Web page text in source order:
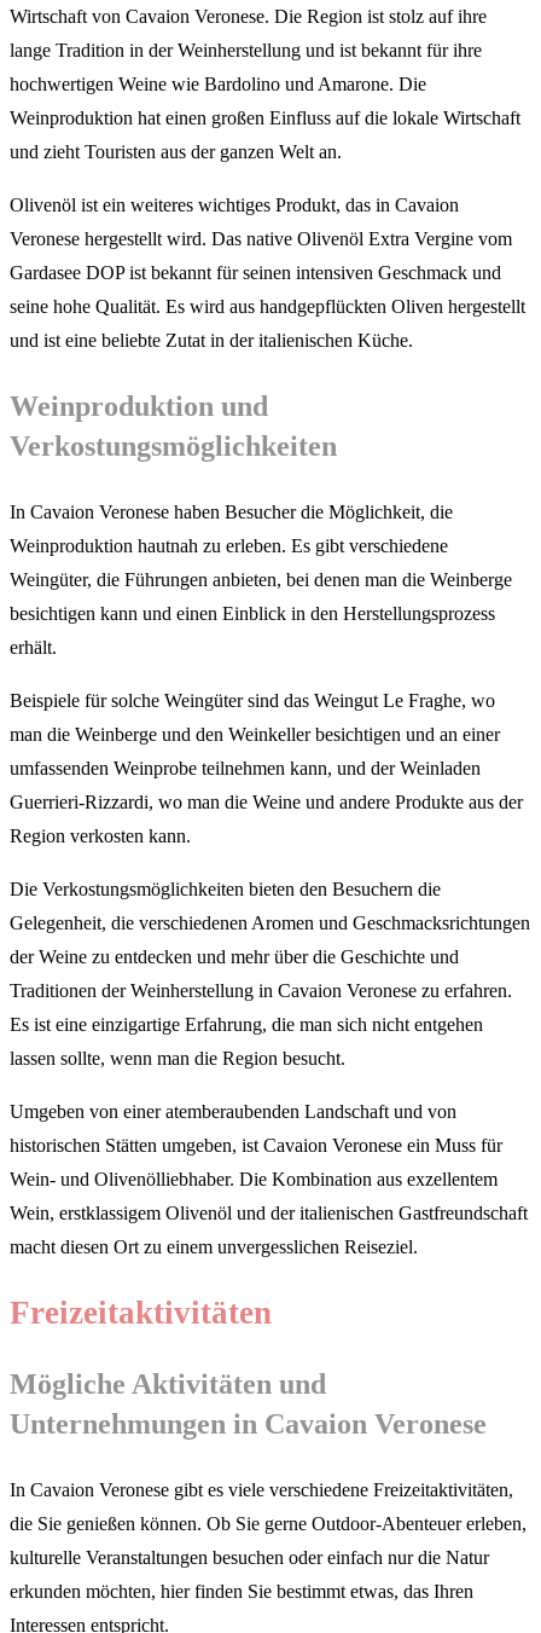
Wirtschaft von Cavaion Veronese. Die Region ist stolz auf ihre
lange Tradition in der Weinherstellung und ist bekannt für ihre
hochwertigen Weine wie Bardolino und Amarone. Die
Weinproduktion hat einen großen Einfluss auf die lokale Wirtschaft
und zieht Touristen aus der ganzen Welt an.
Olivenöl ist ein weiteres wichtiges Produkt, das in Cavaion
Veronese hergestellt wird. Das native Olivenöl Extra Vergine vom
Gardasee DOP ist bekannt für seinen intensiven Geschmack und
seine hohe Qualität. Es wird aus handgepflückten Oliven hergestellt
und ist eine beliebte Zutat in der italienischen Küche.
Weinproduktion und
Verkostungsmöglichkeiten
In Cavaion Veronese haben Besucher die Möglichkeit, die
Weinproduktion hautnah zu erleben. Es gibt verschiedene
Weingüter, die Führungen anbieten, bei denen man die Weinberge
besichtigen kann und einen Einblick in den Herstellungsprozess
erhält.
Beispiele für solche Weingüter sind das Weingut Le Fraghe, wo
man die Weinberge und den Weinkeller besichtigen und an einer
umfassenden Weinprobe teilnehmen kann, und der Weinladen
Guerrieri-Rizzardi, wo man die Weine und andere Produkte aus der
Region verkosten kann.
Die Verkostungsmöglichkeiten bieten den Besuchern die
Gelegenheit, die verschiedenen Aromen und Geschmacksrichtungen
der Weine zu entdecken und mehr über die Geschichte und
Traditionen der Weinherstellung in Cavaion Veronese zu erfahren.
Es ist eine einzigartige Erfahrung, die man sich nicht entgehen
lassen sollte, wenn man die Region besucht.
Umgeben von einer atemberaubenden Landschaft und von
historischen Stätten umgeben, ist Cavaion Veronese ein Muss für
Wein- und Olivenölliebhaber. Die Kombination aus exzellentem
Wein, erstklassigem Olivenöl und der italienischen Gastfreundschaft
macht diesen Ort zu einem unvergesslichen Reiseziel.
Freizeitaktivitäten
Mögliche Aktivitäten und
Unternehmungen in Cavaion Veronese
In Cavaion Veronese gibt es viele verschiedene Freizeitaktivitäten,
die Sie genießen können. Ob Sie gerne Outdoor-Abenteuer erleben,
kulturelle Veranstaltungen besuchen oder einfach nur die Natur
erkunden möchten, hier finden Sie bestimmt etwas, das Ihren
Interessen entspricht.